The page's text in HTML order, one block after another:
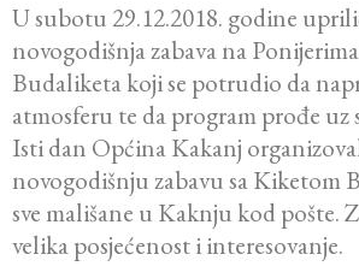
U subotu 29.12.2018. godine
novogodišnja zabava na
Budaliketa koji se potrudio da
atmosferu te da program prođe uz
Isti dan Općina Kakanj
novogodišnju zabavu sa Kiketom
sve mališane u Kaknju kod pošte.
velika posjećenost i interesovanje.